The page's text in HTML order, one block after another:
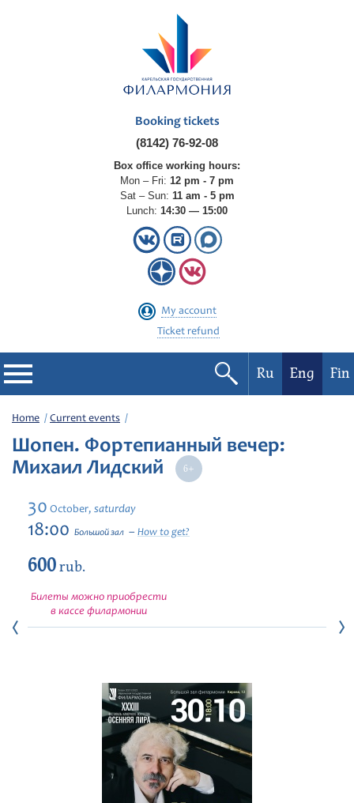
Booking tickets
(8142) 76-92-08
Box office working hours:
Mon – Fri: 12 pm - 7 pm
Sat – Sun: 11 am - 5 pm
Lunch: 14:30 — 15:00
My account
Ticket refund
Philharmonic
Current events
Festivals
Ru Eng Fin
Home Current events
Шопен. Фортепианный вечер:
Михаил Лидский
30 October, saturday
18:00 Большой зал How to get?
600rub.
Билеты можно приобрести
в кассе филармонии